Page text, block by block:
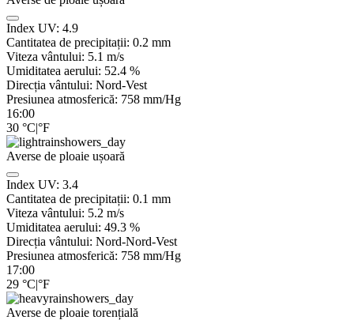
Index UV: 4.9
Cantitatea de precipitații: 0.2 mm
Viteza vântului: 5.1 m/s
Umiditatea aerului: 52.4 %
Direcția vântului: Nord-Vest
Presiunea atmosferică: 758 mm/Hg
16:00
30 °C|°F
Averse de ploaie ușoară
Index UV: 3.4
Cantitatea de precipitații: 0.1 mm
Viteza vântului: 5.2 m/s
Umiditatea aerului: 49.3 %
Direcția vântului: Nord-Nord-Vest
Presiunea atmosferică: 758 mm/Hg
17:00
29 °C|°F
Averse de ploaie torențială